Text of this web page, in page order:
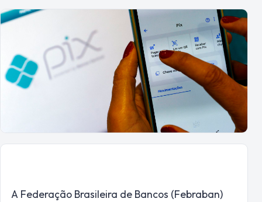
A Federação Brasileira de Bancos (Febraban)